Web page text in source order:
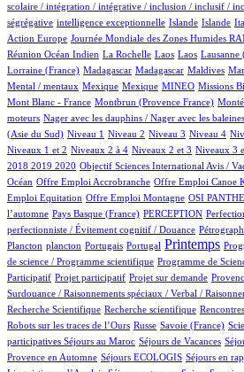
scolaire / intégration / intégrative / inclusion / inclusif /
ségrégative
1/554 intelligence exceptionnelle
8/554 Islande
7/554 Islande
3/554
30/554
5/554
3/554
Action Europe
5/554 Journée Mondiale des Zones Humides
38/554
4/554
3/554
Réunion Océan Indien
1/554 La Rochelle
1/554 Laos
1/554 Laos
6/554 Lausanne
61/554
1/554
Lorraine (France)
6/554 Madagascar
6/554 Madagascar
2/554 Maldives
1/554
8/554
8/554
1/554
Mental / mentaux
1/554 Mexique
1/554 Mexique
18/554 MINEO
25/554 Missions
1/554
3/554
1/554
Mont Blanc - France
6/554 Montbrun (Provence France)
7/554
7/554
1/554
moteurs
1/554 Nager avec les dauphins / Nager avec les baleines
2/554
9/554
9/554
(Asie du Sud)
8/554 Niveau 1
9/554 Niveau 2
8/554 Niveau 3
49/554 Niveau 4
49/554
243/554
8/554
Niveaux 1 et 2
43/554 Niveaux 2 à 4
6/554 Niveaux 2 et 3
114/554 Niveaux 3
2/554
2/554
12/554
2018 2019 2020
1/554 Objectif Sciences International Avis /
6/554
70/554
Océan
1/554Offre Emploi Accrobranche
1/554 Offre Emploi Canoe
1/554
1/554
Emploi Equitation
1/554 Offre Emploi Montagne
43/554 OSI
41/554
42/554
l’automne
3/554 Pays Basque (France)
27/554 PERCEPTION
1/554
perfectionniste / Évitement cognitif / Douance
3/554
5/554
3/554
1/554
Plancton
1/554 plancton
8/554 Portugais
1/554 Portugal
251/554 Printemps
1/554
1/554
de science / Programme scientifique
2/554 Programme de
1/554
Participatif
1/554 Projet participatif
11/554 Projet sur demande
35/554
3/554
1/554
Surdouance / Raisonnements spéciaux / Verbal /
1/554
1/554
Recherche Scientifique
1/554 Recherche scientifique
1/554
3/554
Robots sur les traces de l’Ours
38/554 Russe
3/554 Savoie (France)
4/554
1/554
1/554
participatives
3/554 Séjours au Maroc
37/554 Séjours de Vacances
25/554
Provence en Automne
3/554 Séjours ECOLOGIS
12/554 Séjours en
69/554